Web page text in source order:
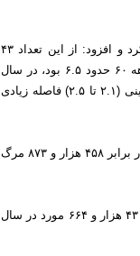
رئیسی با استناد به برآوردهای مرکز آمار، جمعیت ایران در سال ۱۴۰۴ را ۸۶ میلیون و ۵۶۴ هزار نفر اعلام کرد و افزود: از این تعداد ۴۳
میلیون و ۶۵۸ هزار نفر مرد و ۴۲ میلیون و ۹۰۶ هزار نفر زن هستند. وی خاطرنشان کرد: نرخ باروری که در دهه ۶۰ حدود ۶.۵ بود، در سال
۱۴۰۲ به ۱.۰۶ رسید و اکنون در سال ۱۴۰۴ به ۱.۳۵ افزایش یافته است؛ با این حال این عدد هنوز با نرخ جایگزینی (۲.۱ تا ۲.۵) فاصله زیادی
معاون بهداشت در تشریح تراز تولد و مرگ‌ومیر طی دو سال اخیر گفت: سال ۱۴۰۳: ثبت ۹۷۹ هزار و ۹۲۹ تولد در برابر ۴۵۸ هزار و ۸۷۳ مرگ
وی همچنین به کاهش آمار ازدواج اشاره کرد و گفت: تعداد ازدواج‌ها از ۴۷۰ هزار و ۳۷۲ مورد در سال ۱۴۰۳ به ۴۳۱ هزار و ۶۶۴ مورد در سال